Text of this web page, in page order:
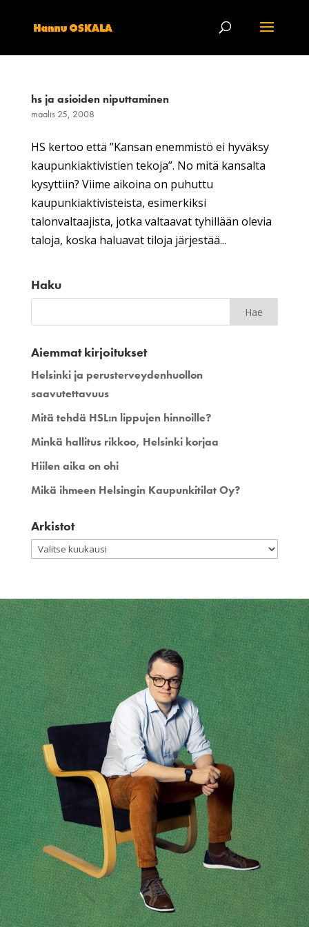
hs ja asioiden niputtaminen
maalis 25, 2008
HS kertoo että ”Kansan enemmistö ei hyväksy
kaupunkiaktivistien tekoja”. No mitä kansalta
kysyttiin? Viime aikoina on puhuttu
kaupunkiaktivisteista, esimerkiksi
talonvaltaajista, jotka valtaavat tyhillään olevia
taloja, koska haluavat tiloja järjestää...
Haku
Aiemmat kirjoitukset
Helsinki ja perusterveydenhuollon
saavutettavuus
Mitä tehdä HSL:n lippujen hinnoille?
Minkä hallitus rikkoo, Helsinki korjaa
Hiilen aika on ohi
Mikä ihmeen Helsingin Kaupunkitilat Oy?
Arkistot
Arkistot